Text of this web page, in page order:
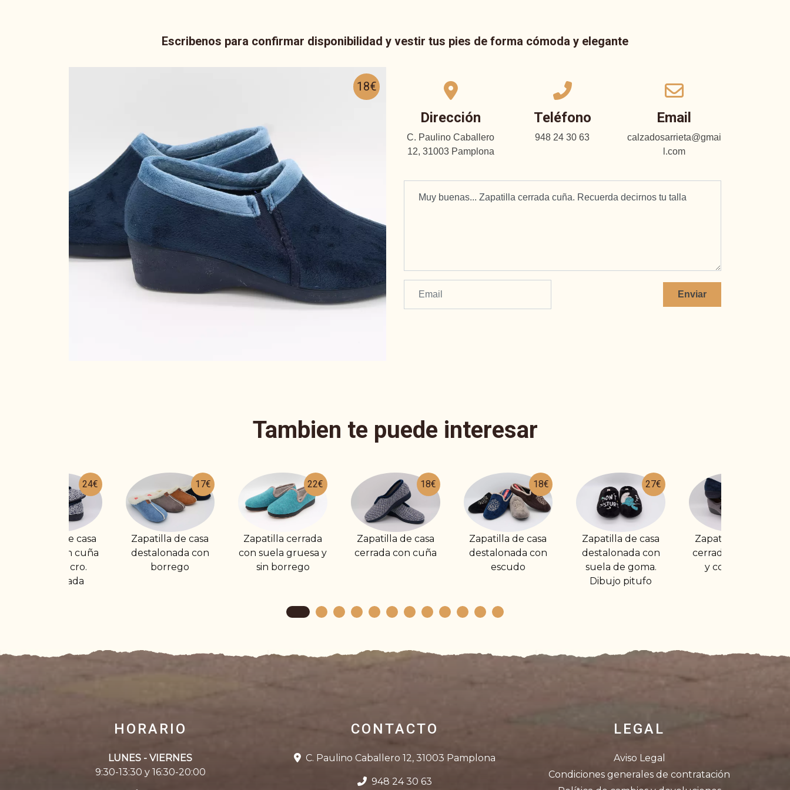
Escribenos para confirmar disponibilidad y vestir tus pies de forma cómoda y elegante
18€
Dirección
C. Paulino Caballero
12, 31003 Pamplona
Teléfono
948 24 30 63
Email
calzadosarrieta@gmai
l.com
Enviar
Tambien te puede interesar
17€
Zapatilla de casa
destalonada con
borrego
22€
Zapatilla cerrada
con suela gruesa y
sin borrego
18€
Zapatilla de casa
cerrada con cuña
18€
Zapatilla de casa
destalonada con
27€
Zapatilla de casa
destalonada con
suela de goma.
24€
Zapatilla de casa
cerrada con cuña
y con velcro
Zapatilla de casa
destalonada con
cuña con plantilla
HORARIO
LUNES - VIERNES
9:30-13:30 y 16:30-20:00
CONTACTO
C. Paulino Caballero 12, 31003 Pamplona
948 24 30 63
LEGAL
Aviso Legal
Condiciones generales de contratación